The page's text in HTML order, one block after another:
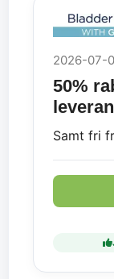
2026-07-
50%
Samt fri